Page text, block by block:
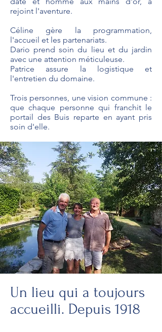
rejoint l'aventure.
Céline gère la programmation,
l'accueil et les partenariats.
Dario prend soin du lieu et du jardin
avec une attention méticuleuse.
Patrice assure la logistique et
l'entretien du domaine.
Trois personnes, une vision commune :
que chaque personne qui franchit le
portail des Buis reparte en ayant pris
soin d'elle.
Un lieu qui a toujours
accueilli. Depuis 1918